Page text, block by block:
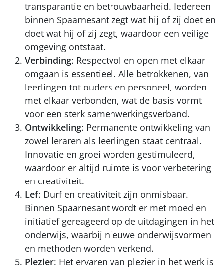
transparantie en betrouwbaarheid. Iedereen
binnen Spaarnesant zegt wat hij of zij doet en
doet wat hij of zij zegt, waardoor een veilige
omgeving ontstaat.
Verbinding: Respectvol en open met elkaar
omgaan is essentieel. Alle betrokkenen, van
leerlingen tot ouders en personeel, worden
met elkaar verbonden, wat de basis vormt
voor een sterk samenwerkingsverband.
Ontwikkeling: Permanente ontwikkeling van
zowel leraren als leerlingen staat centraal.
Innovatie en groei worden gestimuleerd,
waardoor er altijd ruimte is voor verbetering
en creativiteit.
Lef: Durf en creativiteit zijn onmisbaar.
Binnen Spaarnesant wordt er met moed en
initiatief gereageerd op de uitdagingen in het
onderwijs, waarbij nieuwe onderwijsvormen
en methoden worden verkend.
Plezier: Het ervaren van plezier in het werk is